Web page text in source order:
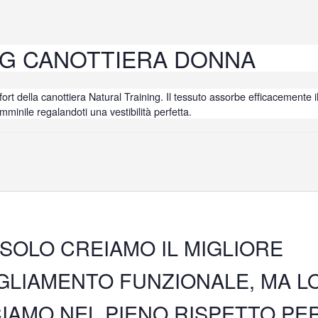
CANOTTIERA DONNA
della canottiera Natural Training. Il tessuto assorbe
regalandoti una vestibilità perfetta.
CREIAMO IL MIGLIORE
FUNZIONALE, MA